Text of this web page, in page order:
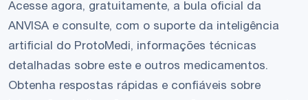
Acesse agora, gratuitamente, a bula oficial da
ANVISA e consulte, com o suporte da inteligência
artificial do ProtoMedi, informações técnicas
detalhadas sobre este e outros medicamentos.
Obtenha respostas rápidas e confiáveis sobre